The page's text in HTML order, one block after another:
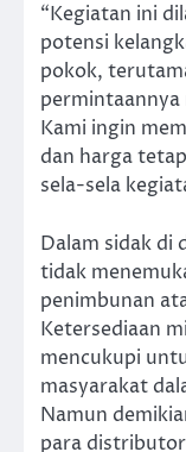
“Kegiatan ini
potensi
pokok,
permintaannya
Kami ingin
dan harga
sela-sela
Dalam sidak
tidak
penimbunan
Ketersediaan
mencukupi
masyarakat
Namun
para